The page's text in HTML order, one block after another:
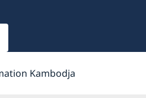
Kambodja